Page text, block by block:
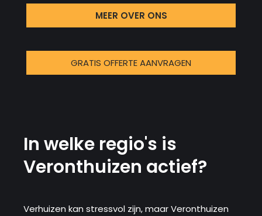
MEER OVER ONS
GRATIS OFFERTE AANVRAGEN
In welke regio's is
Veronthuizen actief?
Verhuizen kan stressvol zijn, maar Veronthuizen